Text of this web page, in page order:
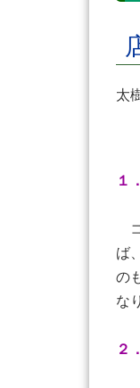
太
１
ば
の
な
２